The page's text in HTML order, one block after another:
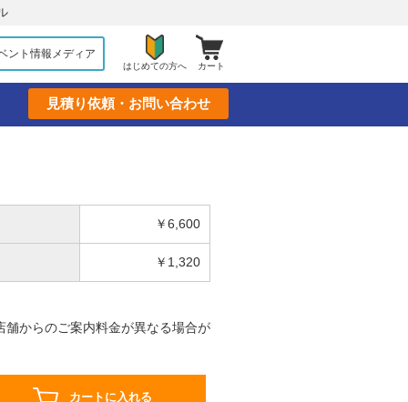
ント情報メディア
はじめての方へ カート
見積り依頼・お問い合わせ
￥6,600
￥1,320
からのご案内料金が異なる場合が